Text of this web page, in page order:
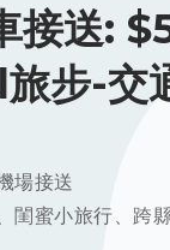
接送:
步-交
場接送
閨蜜小旅行、跨